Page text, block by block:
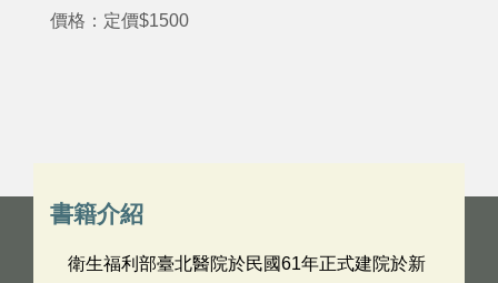
價格：定價$1500
書籍介紹
衛生福利部臺北醫院於民國61年正式建院於新